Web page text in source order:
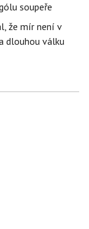
soupeře
že mír není v
dlouhou válku